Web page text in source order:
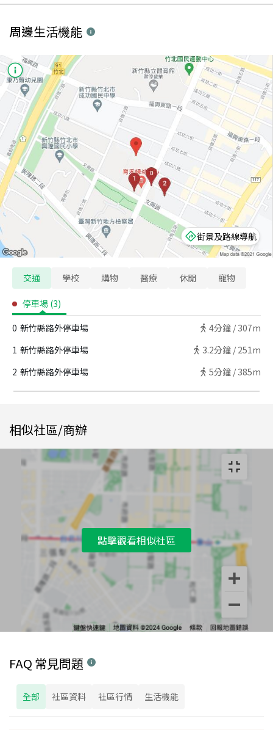
周邊生活機能
街景及路線導航
交通 學校 購物 醫療 休閒 寵物
停車場 (3)
0 新竹縣路外停車場 4分鐘 / 307m
1 新竹縣路外停車場 3.2分鐘 / 251m
2 新竹縣路外停車場 5分鐘 / 385m
相似社區/商辦
點擊觀看相似社區
FAQ 常見問題
全部 社區資料 社區行情 生活機能